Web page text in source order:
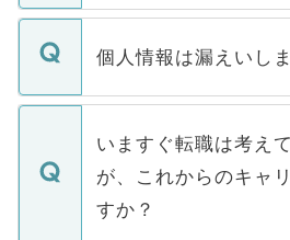
ません。
■応募殺到を避けるた
関を公にしてしまうと
に、医療機関が求める
みを人材紹介会社に依
ています。
転職・入職を強要する
ん。また、仮に応募先
定を承諾する必要はあ
の辞退の連絡はキャリ
個人情報は漏えいし
個人情報が漏えいする
で、ご安心ください。
などで収集したご登録
ご本人のキャリアアッ
支援を目的に使用いた
いますぐ転職は考え
が、これからのキャ
すか？